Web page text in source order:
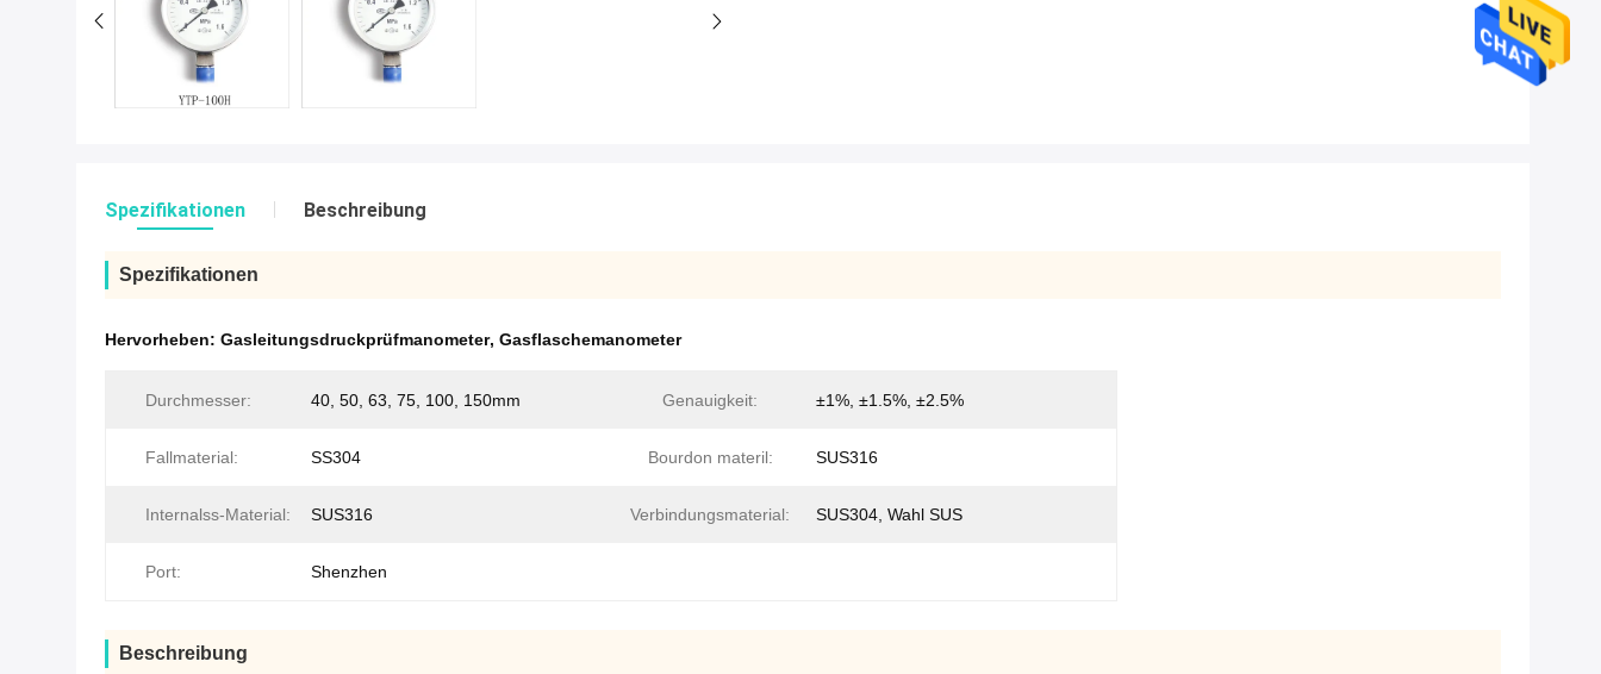
Spezifikationen Beschreibung
Spezifikationen
Hervorheben: Gasleitungsdruckprüfmanometer, Gasflaschemanometer
Durchmesser: 40, 50, 63, 75, 100, 150mm Genauigkeit: ±1%, ±1.5%, ±2.5%
Fallmaterial: SS304 Bourdon materil: SUS316
Internalss-Material: SUS316 Verbindungsmaterial: SUS304, Wahl SUS
Port: Shenzhen
Beschreibung